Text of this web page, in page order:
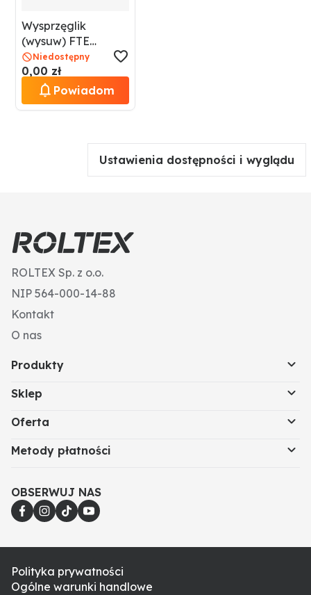
Wysprzęglik
(wysuw) FTE
738KG2590.1.5
Niedostępny
0,00 zł
Powiadom
Ustawienia dostępności i wyglądu
ROLTEX Sp. z o.o.
NIP 564-000-14-88
Kontakt
O nas
Produkty
Sklep
Oferta
Metody płatności
OBSERWUJ NAS
Polityka prywatności
Ogólne warunki handlowe